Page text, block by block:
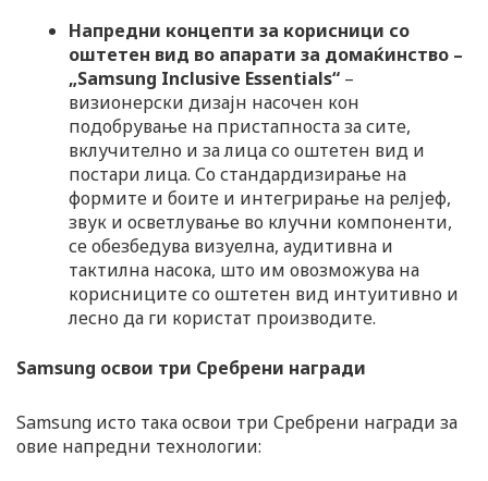
Напредни концепти за корисници со
оштетен вид во апарати за домаќинство –
„Samsung Inclusive Essentials“ –
визионерски дизајн насочен кон
подобрување на пристапноста за сите,
вклучително и за лица со оштетен вид и
постари лица. Со стандардизирање на
формите и боите и интегрирање на релјеф,
звук и осветлување во клучни компоненти,
се обезбедува визуелна, аудитивна и
тактилна насока, што им овозможува на
корисниците со оштетен вид интуитивно и
лесно да ги користат производите.
Samsung освои три Сребрени награди
Samsung исто така освои три Сребрени награди за
овие напредни технологии: